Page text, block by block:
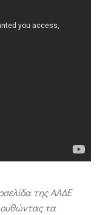
της ΑΑΔΕ
τα